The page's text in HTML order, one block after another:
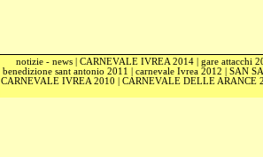
notizie - news CARNEVALE IVREA 2014
gare attacchi
benedizione sant antonio 2011
carnevale Ivrea 2012
SAN
CARNEVALE IVREA 2010
CARNEVALE DELLE ARANCE